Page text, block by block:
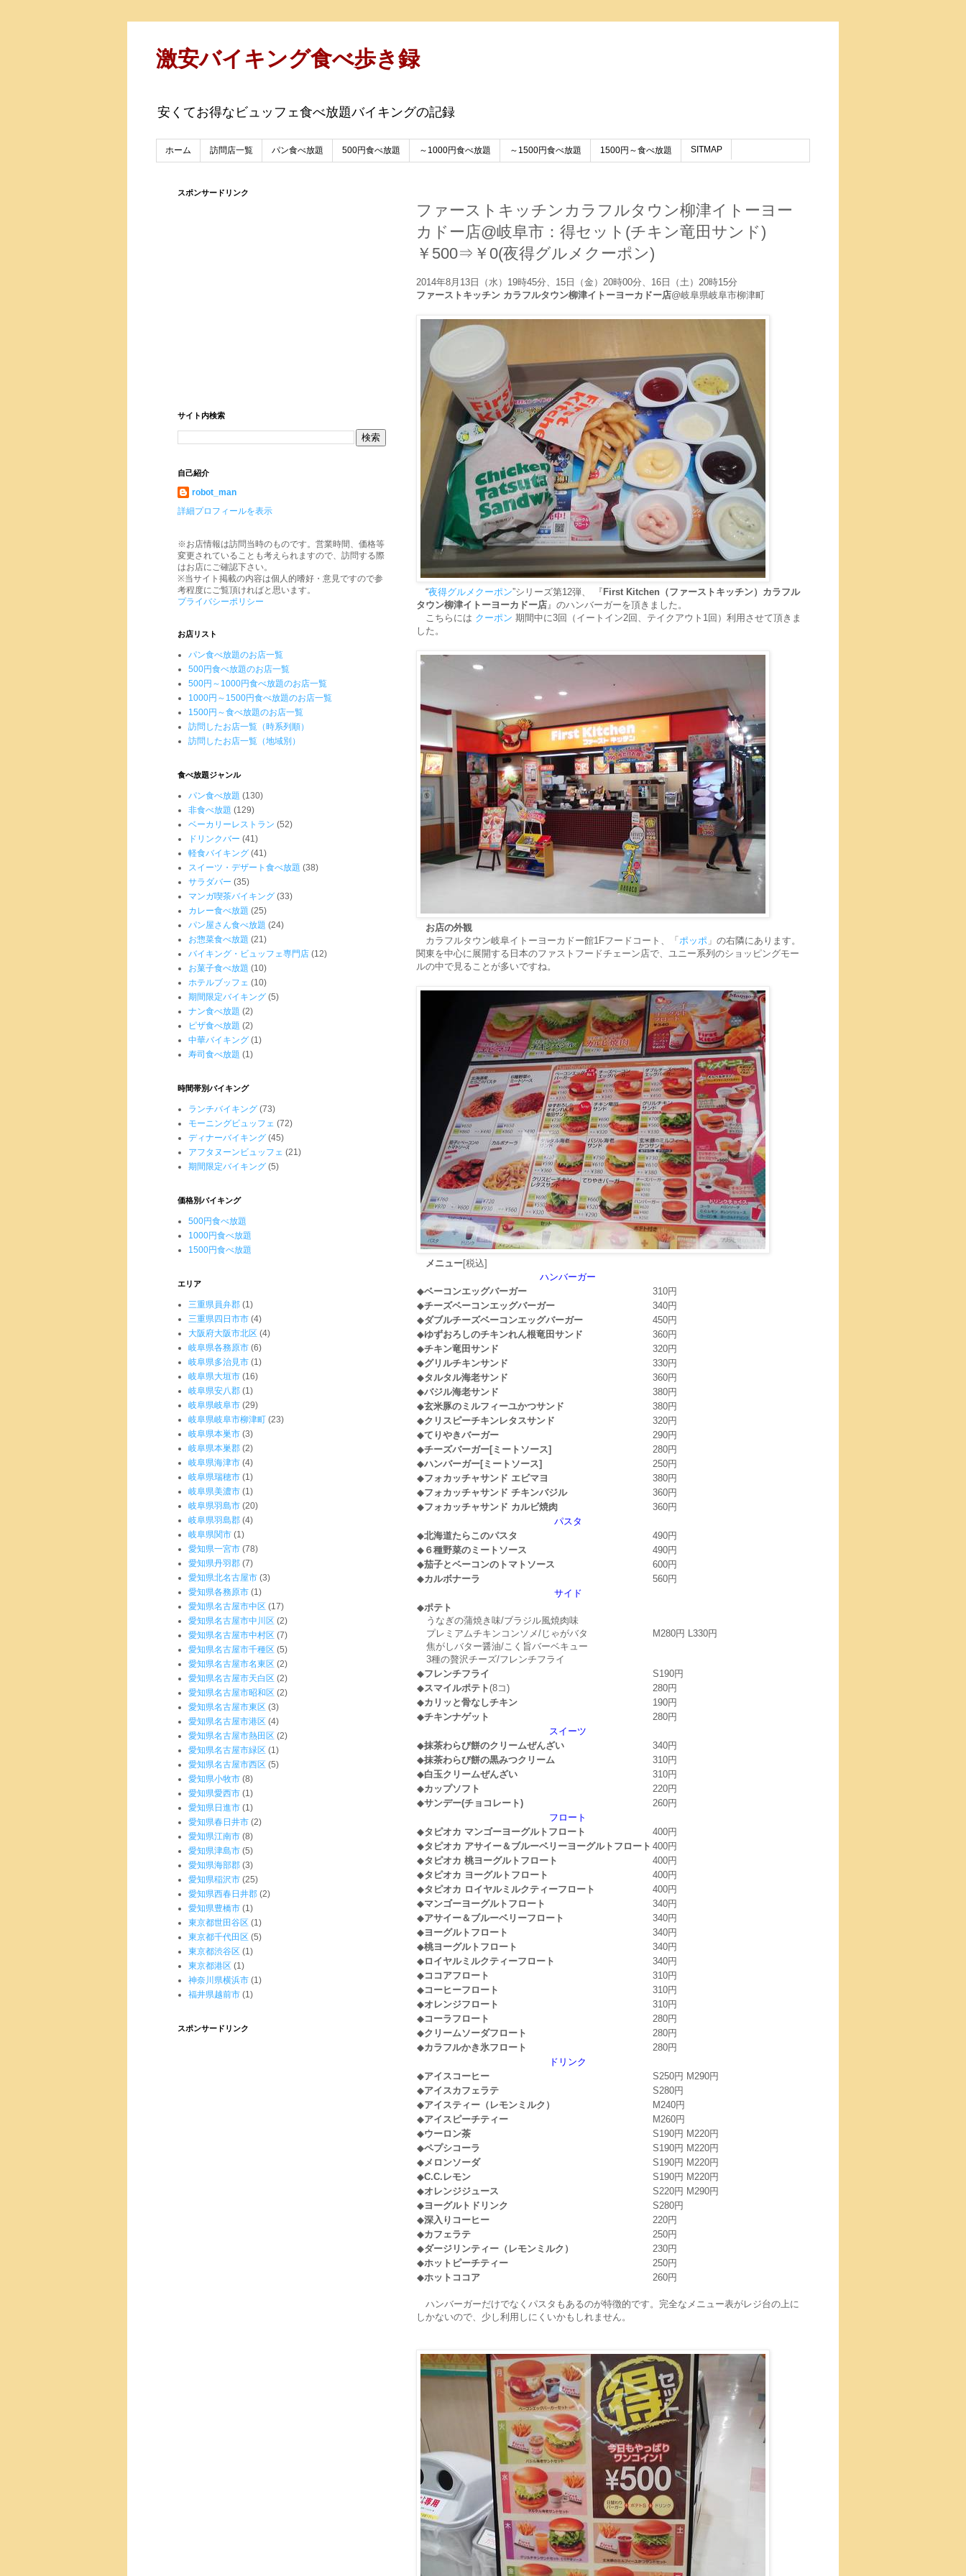
激安バイキング食べ歩き録
安くてお得なビュッフェ食べ放題バイキングの記録
ホーム 訪問店一覧 パン食べ放題 500円食べ放題 ～1000円食べ放題 ～1500円食べ放題 1500円～食べ放題 SITMAP
ファーストキッチンカラフルタウン柳津イトーヨー
カドー店@岐阜市：得セット(チキン竜田サンド)
￥500⇒￥0(夜得グルメクーポン)
2014年8月13日（水）19時45分、15日（金）20時00分、16日（土）20時15分
ファーストキッチン カラフルタウン柳津イトーヨーカドー店@岐阜県岐阜市柳津町
“夜得グルメクーポン”シリーズ第12弾、 『 First Kitchen（ファーストキッチン）カラフル
タウン柳津イトーヨーカドー店』のハンバーガーを頂きました。
こちらには クーポン 期間中に3回（イートイン2回、テイクアウト1回）利用させて頂きま
した。
お店の外観
カラフルタウン岐阜イトーヨーカドー館1Fフードコート、「 ポッポ 」の右隣にあります。
関東を中心に展開する日本のファストフードチェーン店で、ユニー系列のショッピングモー
ルの中で見ることが多いですね。
メニュー[税込]
ハンバーガー
◆ベーコンエッグバーガー
310円
◆チーズベーコンエッグバーガー
340円
◆ダブルチーズベーコンエッグバーガー
450円
◆ゆずおろしのチキンれん根竜田サンド
360円
◆チキン竜田サンド
320円
◆グリルチキンサンド
330円
◆タルタル海老サンド
360円
◆バジル海老サンド
380円
◆玄米豚のミルフィーユかつサンド
380円
◆クリスピーチキンレタスサンド
320円
◆てりやきバーガー
290円
◆チーズバーガー[ミートソース]
280円
◆ハンバーガー[ミートソース]
250円
◆フォカッチャサンド エビマヨ
380円
◆フォカッチャサンド チキンバジル
360円
◆フォカッチャサンド カルビ焼肉
360円
パスタ
◆北海道たらこのパスタ
490円
◆ ６種野菜のミートソース
490円
◆茄子とベーコンのトマトソース
600円
◆カルボナーラ
560円
サイド
◆ポテト
うなぎの蒲焼き味/ブラジル風焼肉味
プレミアムチキンコンソメ/じゃがバタ
焦がしバター醤油/こく旨バーベキュー
3種の贅沢チーズ/フレンチフライ
M280円 L330円
◆フレンチフライ
S190円
◆スマイルポテト(8コ)
280円
◆カリッと骨なしチキン
190円
◆チキンナゲット
280円
スイーツ
◆抹茶わらび餅のクリームぜんざい
340円
◆抹茶わらび餅の黒みつクリーム
310円
◆白玉クリームぜんざい
310円
◆カップソフト
220円
◆サンデー(チョコレート)
260円
フロート
◆タピオカ マンゴーヨーグルトフロート
400円
◆タピオカ アサイー＆ブルーベリーヨーグルトフロート 400円
◆タピオカ 桃ヨーグルトフロート
400円
◆タピオカ ヨーグルトフロート
400円
◆タピオカ ロイヤルミルクティーフロート
400円
◆マンゴーヨーグルトフロート
340円
◆アサイー＆ブルーベリーフロート
340円
◆ヨーグルトフロート
340円
◆桃ヨーグルトフロート
340円
◆ロイヤルミルクティーフロート
340円
◆ココアフロート
310円
◆コーヒーフロート
310円
◆オレンジフロート
310円
◆コーラフロート
280円
◆クリームソーダフロート
280円
◆カラフルかき氷フロート
280円
ドリンク
◆アイスコーヒー
S250円 M290円
◆アイスカフェラテ
S280円
◆アイスティー（レモンミルク）
M240円
◆アイスピーチティー
M260円
◆ウーロン茶
S190円 M220円
◆ペプシコーラ
S190円 M220円
◆メロンソーダ
S190円 M220円
◆C.C.レモン
S190円 M220円
◆オレンジジュース
S220円 M290円
◆ヨーグルトドリンク
S280円
◆深入りコーヒー
220円
◆カフェラテ
250円
◆ダージリンティー（レモンミルク）
230円
◆ホットピーチティー
250円
◆ホットココア 260円
ハンバーガーだけでなくパスタもあるのが特徴的です。完全なメニュー表がレジ台の上に
しかないので、少し利用しにくいかもしれません。
スポンサードリンク
サイト内検索
自己紹介
robot_man
詳細プロフィールを表示
※お店情報は訪問当時のものです。営業時間、価格等
変更されていることも考えられますので、訪問する際
はお店にご確認下さい。
※当サイト掲載の内容は個人的嗜好・意見ですので参
考程度にご覧頂ければと思います。
プライバシーポリシー
お店リスト
パン食べ放題のお店一覧
500円食べ放題のお店一覧
500円～1000円食べ放題のお店一覧
1000円～1500円食べ放題のお店一覧
1500円～食べ放題のお店一覧
訪問したお店一覧（時系列順）
訪問したお店一覧（地域別）
食べ放題ジャンル
パン食べ放題 (130)
非食べ放題 (129)
ベーカリーレストラン (52)
ドリンクバー (41)
軽食バイキング (41)
スイーツ・デザート食べ放題 (38)
サラダバー (35)
マンガ喫茶バイキング (33)
カレー食べ放題 (25)
パン屋さん食べ放題 (24)
お惣菜食べ放題 (21)
バイキング・ビュッフェ専門店 (12)
お菓子食べ放題 (10)
ホテルブッフェ (10)
期間限定バイキング (5)
ナン食べ放題 (2)
ピザ食べ放題 (2)
中華バイキング (1)
寿司食べ放題 (1)
時間帯別バイキング
ランチバイキング (73)
モーニングビュッフェ (72)
ディナーバイキング (45)
アフタヌーンビュッフェ (21)
期間限定バイキング (5)
価格別バイキング
500円食べ放題
1000円食べ放題
1500円食べ放題
エリア
三重県員弁郡 (1)
三重県四日市市 (4)
大阪府大阪市北区 (4)
岐阜県各務原市 (6)
岐阜県多治見市 (1)
岐阜県大垣市 (16)
岐阜県安八郡 (1)
岐阜県岐阜市 (29)
岐阜県岐阜市柳津町 (23)
岐阜県本巣市 (3)
岐阜県本巣郡 (2)
岐阜県海津市 (4)
岐阜県瑞穂市 (1)
岐阜県美濃市 (1)
岐阜県羽島市 (20)
岐阜県羽島郡 (4)
岐阜県関市 (1)
愛知県一宮市 (78)
愛知県丹羽郡 (7)
愛知県北名古屋市 (3)
愛知県各務原市 (1)
愛知県名古屋市中区 (17)
愛知県名古屋市中川区 (2)
愛知県名古屋市中村区 (7)
愛知県名古屋市千種区 (5)
愛知県名古屋市名東区 (2)
愛知県名古屋市天白区 (2)
愛知県名古屋市昭和区 (2)
愛知県名古屋市東区 (3)
愛知県名古屋市港区 (4)
愛知県名古屋市熱田区 (2)
愛知県名古屋市緑区 (1)
愛知県名古屋市西区 (5)
愛知県小牧市 (8)
愛知県愛西市 (1)
愛知県日進市 (1)
愛知県春日井市 (2)
愛知県江南市 (8)
愛知県津島市 (5)
愛知県海部郡 (3)
愛知県稲沢市 (25)
愛知県西春日井郡 (2)
愛知県豊橋市 (1)
東京都世田谷区 (1)
東京都千代田区 (5)
東京都渋谷区 (1)
東京都港区 (1)
神奈川県横浜市 (1)
福井県越前市 (1)
スポンサードリンク